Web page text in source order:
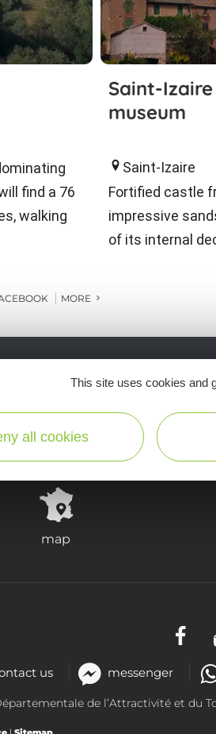
find a 76
walking
Saint-
museum
Saint-Izaire
Fortified castle
impressive
of its internal
MORE
inspirer pour
map
us messenger
de l’Attractivité et du
This site uses cookies and
all cookies